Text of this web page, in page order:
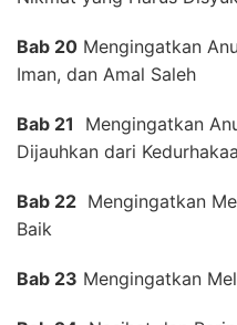
Bab 20 Mengingatkan
Iman, dan Amal Saleh
Bab 21 Mengingatkan
Dijauhkan dari
Bab 22 Mengingatkan
Baik
Bab 23 Mengingatkan